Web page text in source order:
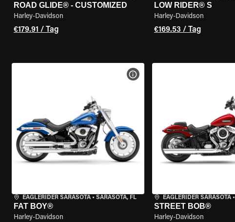
ROAD GLIDE® - CUSTOMIZED
Harley-Davidson
€179.91 / Tag
LOW RIDER® S
Harley-Davidson
€169.53 / Tag
EAGLERIDER SARASOTA • SARASOTA, FL
FAT BOY®
Harley-Davidson
MOTORRAD-DETAILS ANZEIGEN
EAGLERIDER SARASOTA•
STREET BOB®
Harley-Davidson